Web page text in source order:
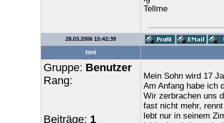
Tellme
28.03.2006 15:42:39
toni
Gruppe: Benutzer
Rang:
Beiträge: 1
Mein Sohn wird 17
Am Anfang habe ich
Wir zerbrachen uns
fast nicht mehr,
lebt nur in seinem